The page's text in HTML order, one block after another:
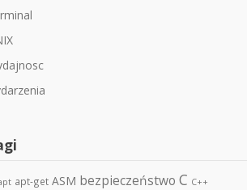
apt-get ASM bezpieczeństwo C C++